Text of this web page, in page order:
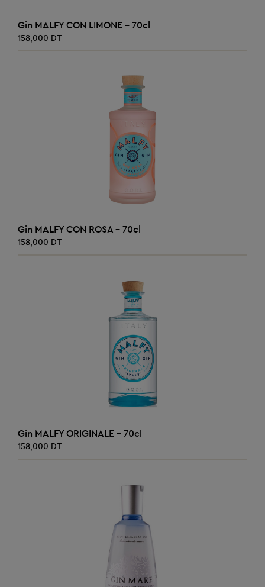
AJOUTER AU PANIER
Gin MALFY CON LIMONE - 70cl
158,000 DT
AJOUTER AU PANIER
Gin MALFY CON ROSA - 70cl
158,000 DT
AJOUTER AU PANIER
Gin MALFY ORIGINALE - 70cl
158,000 DT